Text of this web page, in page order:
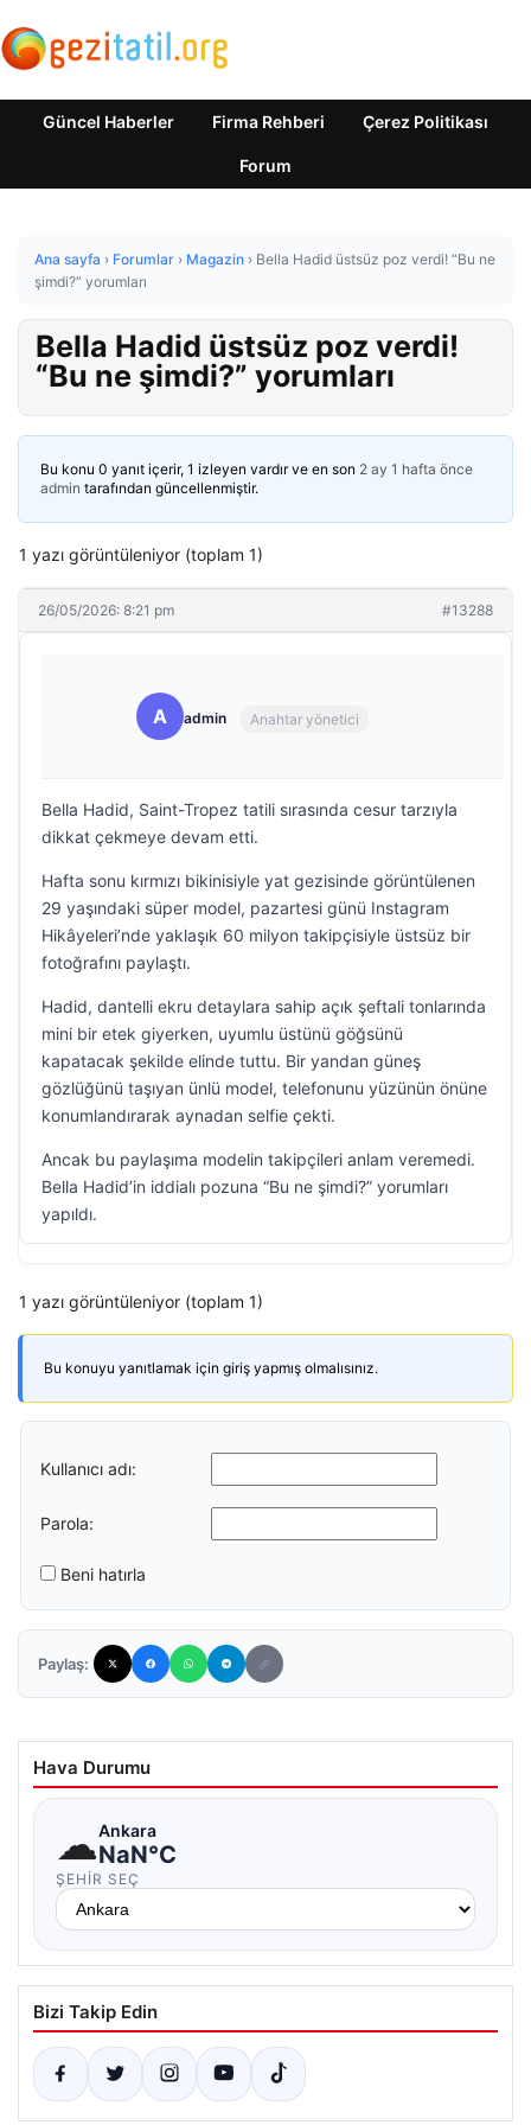
Güncel Haberler Firma Rehberi Çerez Politikası
Forum
Ana sayfa › Forumlar › Magazin › Bella Hadid üstsüz poz verdi! “Bu ne
şimdi?” yorumları
Bella Hadid üstsüz poz verdi!
“Bu ne şimdi?” yorumları
Bu konu 0 yanıt içerir, 1 izleyen vardır ve en son 2 ay 1 hafta önce
admin tarafından güncellenmiştir.
1 yazı görüntüleniyor (toplam 1)
26/05/2026: 8:21 pm #13288
A admin Anahtar yönetici
Bella Hadid, Saint-Tropez tatili sırasında cesur tarzıyla
dikkat çekmeye devam etti.
Hafta sonu kırmızı bikinisiyle yat gezisinde görüntülenen
29 yaşındaki süper model, pazartesi günü Instagram
Hikâyeleri’nde yaklaşık 60 milyon takipçisiyle üstsüz bir
fotoğrafını paylaştı.
Hadid, dantelli ekru detaylara sahip açık şeftali tonlarında
mini bir etek giyerken, uyumlu üstünü göğsünü
kapatacak şekilde elinde tuttu. Bir yandan güneş
gözlüğünü taşıyan ünlü model, telefonunu yüzünün önüne
konumlandırarak aynadan selfie çekti.
Ancak bu paylaşıma modelin takipçileri anlam veremedi.
Bella Hadid’in iddialı pozuna “Bu ne şimdi?” yorumları
yapıldı.
1 yazı görüntüleniyor (toplam 1)
Bu konuyu yanıtlamak için giriş yapmış olmalısınız.
Kullanıcı adı:
Parola:
Beni hatırla
Paylaş:
Hava Durumu
☁Ankara
NaN°C
ŞEHIR SEÇ
Bizi Takip Edin